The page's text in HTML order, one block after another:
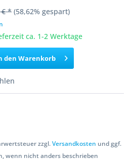
€ * (58,62% gespart)
ca. 1-2 Werktage
den Warenkorb
zzgl.Versandkosten und ggf.
wenn nicht anders beschrieben